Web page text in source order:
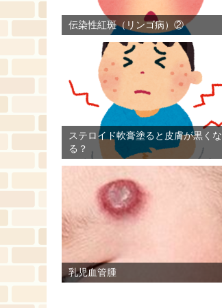
伝染性紅斑（リンゴ病）②
ステロイド軟膏塗ると皮膚が黒くな
る？
乳児血管腫